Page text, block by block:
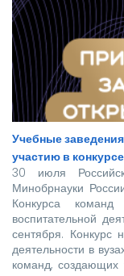
Учебные
участию в
30 июля
Минобрнауки
Конкурса
воспитательной
сентября. Конкурс
деятельности в
команд, создающих